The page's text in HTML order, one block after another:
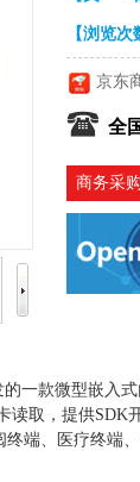
【浏览次
京东
全
商务采
一款微型嵌入
读取，提供
端、医疗终端